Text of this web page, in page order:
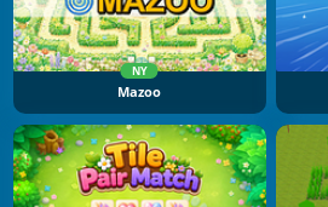
NY
Mazoo